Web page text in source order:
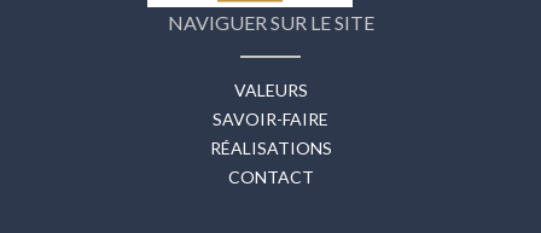
NAVIGUER SUR LE SITE
VALEURS
SAVOIR-FAIRE
RÉALISATIONS
CONTACT